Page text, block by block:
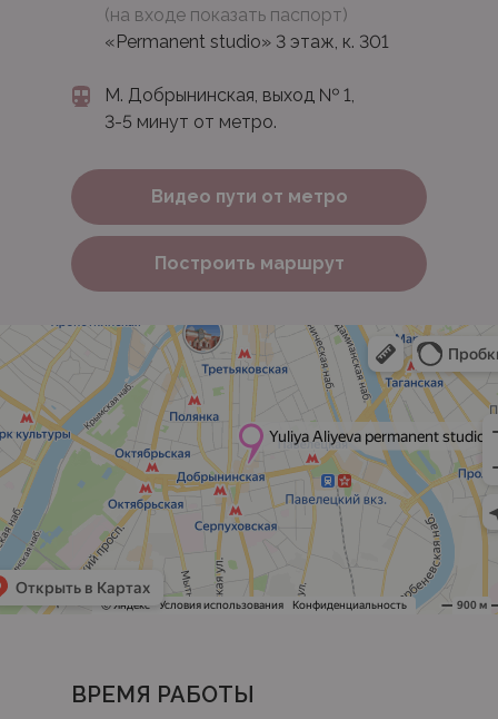
Построить маршрут
Видео пути от метро
М. Добрынинская, выход № 1,
3-5 минут от метро.
(на входе показать паспорт)
«Permanent studio» 3 этаж, к. 301
ВРЕМЯ РАБОТЫ